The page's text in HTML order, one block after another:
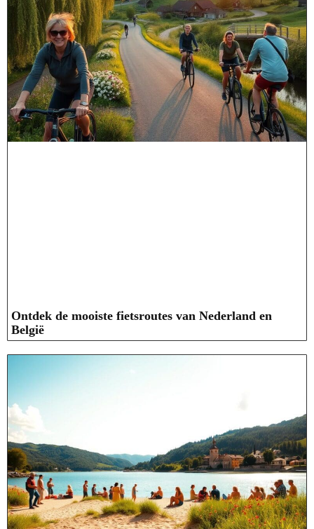
Ontdek de mooiste fietsroutes van Nederland en
België